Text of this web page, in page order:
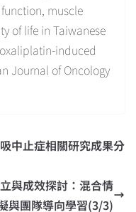
muscle
of life in Taiwanese
induced
Journal of Oncology
中止症相關研究成果分
與成效探討：混合情
與團隊導向學習(3/3)